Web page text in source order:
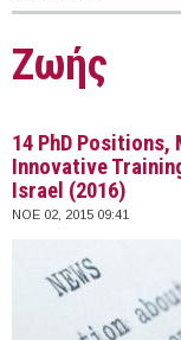
Ζωής
14 PhD Positions,
Innovative
Israel (2016)
ΝΟΕ 02, 2015 09:41